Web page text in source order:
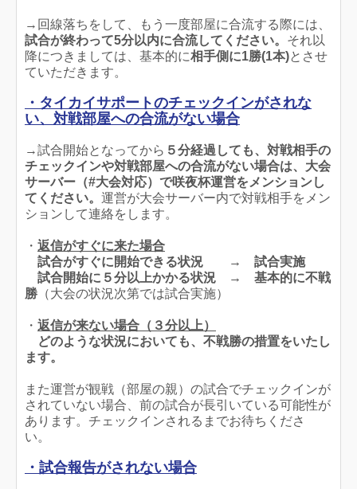
→回線落ちをして、もう一度部屋に合流する際には、
試合が終わって5分以内に合流してください。 それ以
降につきましては、基本的に相手側に1勝(1本)とさせ
ていただきます。
・タイカイサポートのチェックインがされな
い、対戦部屋への合流がない場合
→試合開始となってから ５分経過しても、対戦相手の
チェックインや対戦部屋への合流がない場合は、大会
サーバー（#大会対応）で咲夜杯運営をメンションし
てください。 運営が大会サーバー内で対戦相手をメン
ションして連絡をします。
・ 返信がすぐに来た場合
試合がすぐに開始できる状況 → 試合実施
試合開始に５分以上かかる状況 → 基本的に不戦
勝 （大会の状況次第では試合実施）
・ 返信が来ない場合（３分以上）
どのような状況においても、 不戦勝の措置をいたし
ます。
また運営が観戦（部屋の親）の試合でチェックインが
されていない場合、前の試合が長引いている可能性が
あります。チェックインされるまでお待ちくださ
い。
・試合報告がされない場合